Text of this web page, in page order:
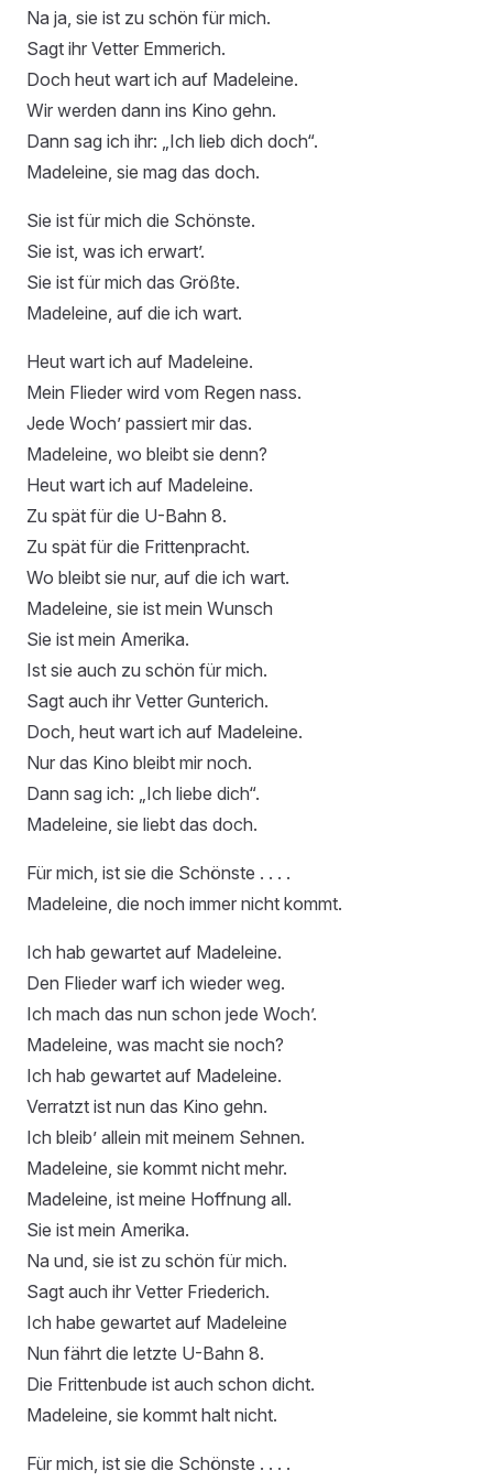
Na ja, sie ist zu schön für mich.
Sagt ihr Vetter Emmerich.
Doch heut wart ich auf Madeleine.
Wir werden dann ins Kino gehn.
Dann sag ich ihr: „Ich lieb dich doch“.
Madeleine, sie mag das doch.
Sie ist für mich die Schönste.
Sie ist, was ich erwart’.
Sie ist für mich das Größte.
Madeleine, auf die ich wart.
Heut wart ich auf Madeleine.
Mein Flieder wird vom Regen nass.
Jede Woch’ passiert mir das.
Madeleine, wo bleibt sie denn?
Heut wart ich auf Madeleine.
Zu spät für die U-Bahn 8.
Zu spät für die Frittenpracht.
Wo bleibt sie nur, auf die ich wart.
Madeleine, sie ist mein Wunsch
Sie ist mein Amerika.
Ist sie auch zu schön für mich.
Sagt auch ihr Vetter Gunterich.
Doch, heut wart ich auf Madeleine.
Nur das Kino bleibt mir noch.
Dann sag ich: „Ich liebe dich“.
Madeleine, sie liebt das doch.
Für mich, ist sie die Schönste . . . .
Madeleine, die noch immer nicht kommt.
Ich hab gewartet auf Madeleine.
Den Flieder warf ich wieder weg.
Ich mach das nun schon jede Woch’.
Madeleine, was macht sie noch?
Ich hab gewartet auf Madeleine.
Verratzt ist nun das Kino gehn.
Ich bleib’ allein mit meinem Sehnen.
Madeleine, sie kommt nicht mehr.
Madeleine, ist meine Hoffnung all.
Sie ist mein Amerika.
Na und, sie ist zu schön für mich.
Sagt auch ihr Vetter Friederich.
Ich habe gewartet auf Madeleine
Nun fährt die letzte U-Bahn 8.
Die Frittenbude ist auch schon dicht.
Madeleine, sie kommt halt nicht.
Für mich, ist sie die Schönste . . . .